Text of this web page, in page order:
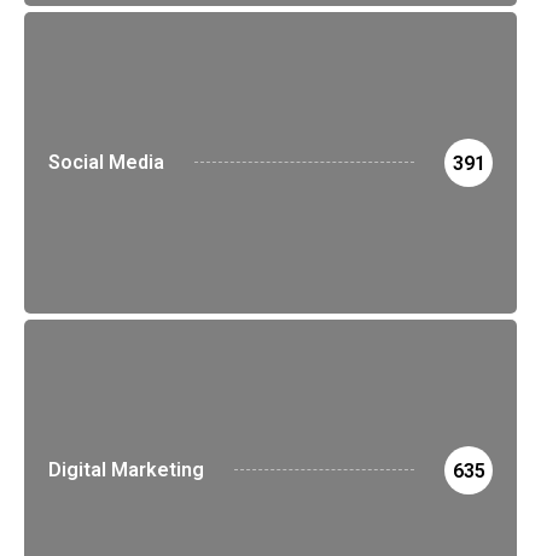
Social Media 391
Digital Marketing 635